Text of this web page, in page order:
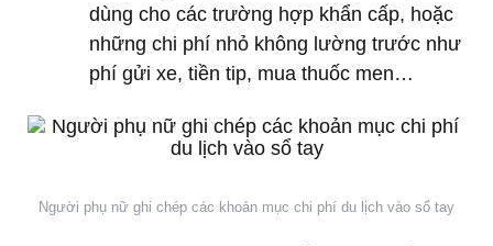
dùng cho các trường hợp khẩn cấp, hoặc
những chi phí nhỏ không lường trước như
phí gửi xe, tiền tip, mua thuốc men…
Người phụ nữ ghi chép các khoản mục chi phí du lịch vào sổ tay